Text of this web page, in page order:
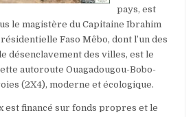
pays, est
le magistère du Capitaine Ibrahim
Faso Mêbo, dont l’un des
désenclavement des villes, est le
autoroute Ouagadougou-Bobo-
(2X4), moderne et écologique.
est financé sur fonds propres et le